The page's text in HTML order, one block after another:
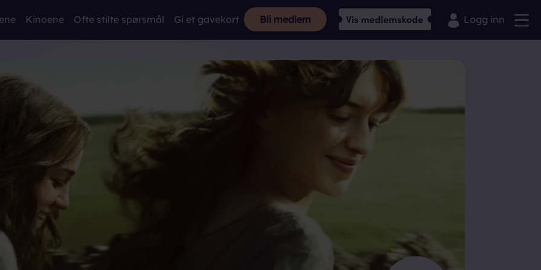
Kinoene Ofte stilte spørsmål Gi et gavekort Bli medlem Logg inn